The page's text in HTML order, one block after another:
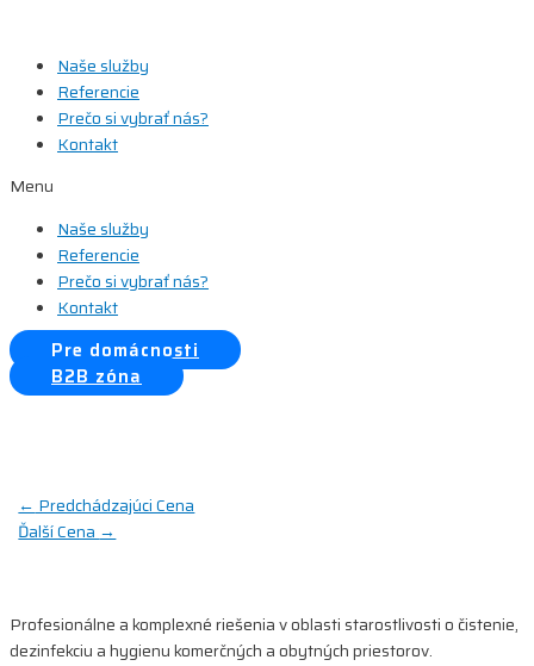
obsah Naše služby
Referencie
Prečo si vybrať nás?
Kontakt
Menu
Naše služby
Referencie
Prečo si vybrať nás?
Kontakt
Pre domácnosti
B2B zóna
Navigácia
← Predchádzajúci Cena
Ďalší Cena →
Profesionálne a komplexné riešenia v oblasti starostlivosti o čistenie,
dezinfekciu a hygienu komerčných a obytných priestorov.